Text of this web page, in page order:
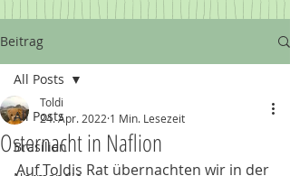
Beitrag
All Posts
Brasilien
All Posts
Osternacht in Naflion
Toldi
24. Apr. 2022 1 Min. Lesezeit
Auf Toldis Rat übernachten wir in der